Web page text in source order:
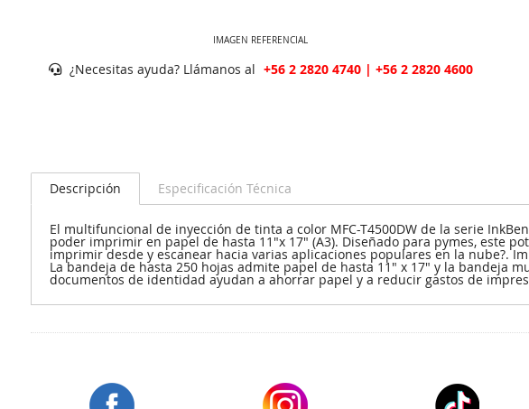
IMAGEN REFERENCIAL
¿Necesitas ayuda? Llámanos al +56 2 2820 4740 | +56 2 2820 4600
Descripción Especificación Técnica
El multifuncional de inyección de tinta a color MFC-T4500DW de la serie
poder imprimir en papel de hasta 11"x 17" (A3). Diseñado para pymes, este
imprimir desde y escanear hacia varias aplicaciones populares en la nube?.
La bandeja de hasta 250 hojas admite papel de hasta 11" x 17" y la bandeja
documentos de identidad ayudan a ahorrar papel y a reducir gastos de